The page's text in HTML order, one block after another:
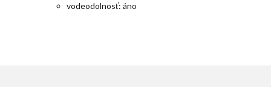
vodeodolnosť: áno